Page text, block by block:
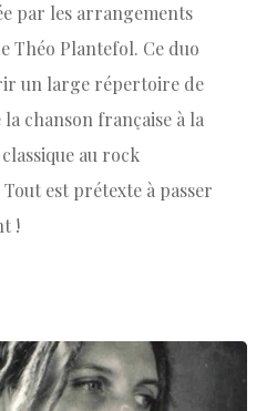
par les arrangements
Théo Plantefol. Ce duo
un large répertoire de
chanson française à la
au rock
est prétexte à passer
!